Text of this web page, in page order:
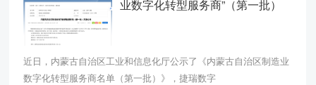
业数字化转型服务商”（第一批）
近日，内蒙古自治区工业和信息化厅公示了《内蒙古自治区制造业
数字化转型服务商名单（第一批）》，捷瑞数字